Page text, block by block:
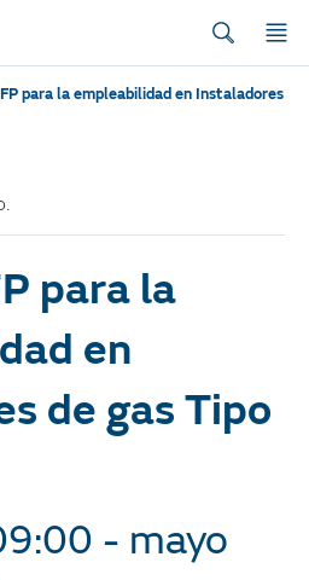
para la empleabilidad en Instaladores
para la
en
de gas Tipo
- mayo